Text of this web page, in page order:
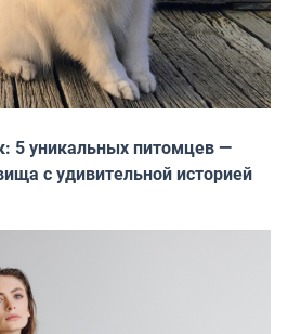
5 уникальных питомцев —
с удивительной историей